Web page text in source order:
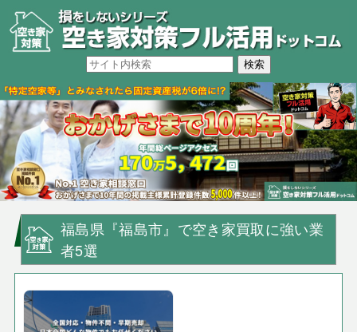
福島県『福島市』で空き家買取に強い業
者5選